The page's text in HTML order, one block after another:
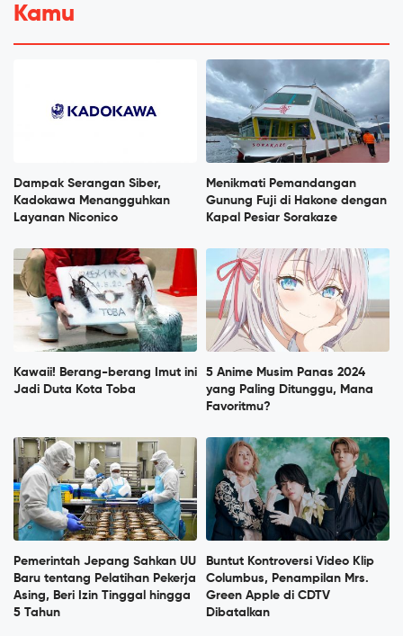
Kamu
Dampak Serangan Siber,
Kadokawa Menangguhkan
Layanan Niconico
Menikmati Pemandangan
Gunung Fuji di Hakone dengan
Kapal Pesiar Sorakaze
Kawaii! Berang-berang Imut ini
Jadi Duta Kota Toba
5 Anime Musim Panas 2024
yang Paling Ditunggu, Mana
Favoritmu?
Pemerintah Jepang Sahkan UU
Baru tentang Pelatihan Pekerja
Asing, Beri Izin Tinggal hingga
5 Tahun
Buntut Kontroversi Video Klip
Columbus, Penampilan Mrs.
Green Apple di CDTV
Dibatalkan